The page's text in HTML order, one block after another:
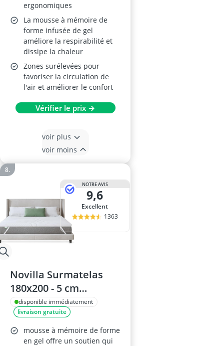
ergonomiques
La mousse à mémoire de
forme infusée de gel
améliore la respirabilité et
dissipe la chaleur
Zones surélevées pour
favoriser la circulation de
l'air et améliorer le confort
Vérifier le prix →
voir plus
voir moins
NOTRE AVIS
9,6
Excellent
1363
Novilla Surmatelas
180x200 - 5 cm
d'épaisseur - Mousse à
mémoire de forme gel,
antidérapant, lavable
disponible immédiatement
livraison gratuite
mousse à mémoire de forme
en gel offre un soutien qui